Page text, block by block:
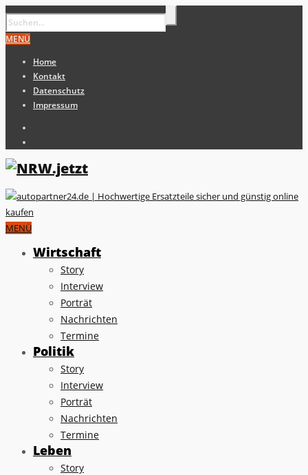
MENÜ
Home
Kontakt
Datenschutz
Impressum
MENÜ
Wirtschaft
Story
Interview
Porträt
Nachrichten
Termine
Politik
Story
Interview
Porträt
Nachrichten
Termine
Leben
Story